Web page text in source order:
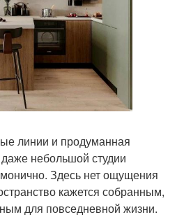
линии и продуманная
небольшой студии
Здесь нет ощущения
кажется собранным,
для повседневной жизни.